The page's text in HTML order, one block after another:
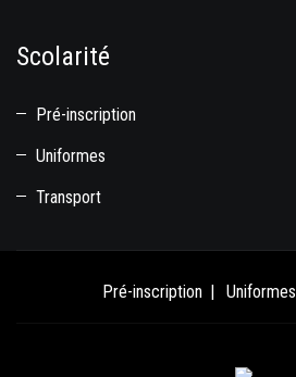
Scolarité
Pré-inscription
Uniformes
Transport
Pré-inscription Uniformes